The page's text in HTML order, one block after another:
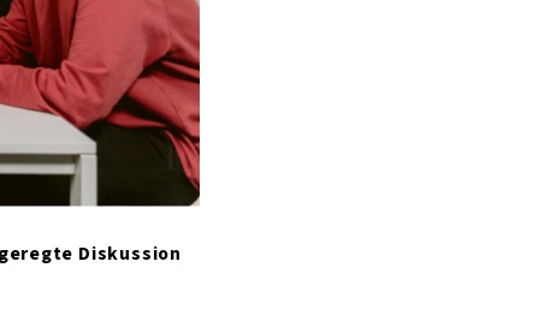
Diskussion